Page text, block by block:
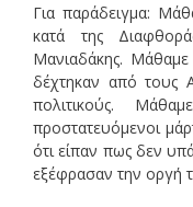
Για παράδειγμα:
κατά της
Μανιαδάκης. Μάθαμε
δέχτηκαν από τους
πολιτικούς.
προστατευόμενοι
ότι είπαν πως δεν
εξέφρασαν την οργή